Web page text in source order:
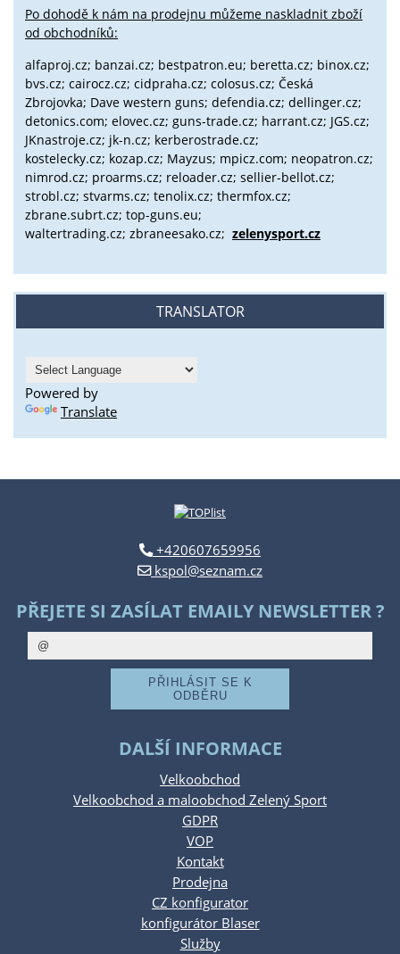
Po dohodě k nám na prodejnu můžeme naskladnit zboží
od obchodníků:
alfaproj.cz; banzai.cz; bestpatron.eu; beretta.cz; binox.cz;
bvs.cz; cairocz.cz; cidpraha.cz; colosus.cz; Česká
Zbrojovka; Dave western guns; defendia.cz; dellinger.cz;
detonics.com; elovec.cz; guns-trade.cz; harrant.cz; JGS.cz;
JKnastroje.cz; jk-n.cz; kerberostrade.cz;
kostelecky.cz; kozap.cz; Mayzus; mpicz.com; neopatron.cz;
nimrod.cz; proarms.cz; reloader.cz; sellier-bellot.cz;
strobl.cz; stvarms.cz; tenolix.cz; thermfox.cz;
zbrane.subrt.cz; top-guns.eu;
waltertrading.cz; zbraneesako.cz; zelenysport.cz
TRANSLATOR
Powered by
Translate
+420607659956
kspol@seznam.cz
PŘEJETE SI ZASÍLAT EMAILY NEWSLETTER ?
DALŠÍ INFORMACE
Velkoobchod
Velkoobchod a maloobchod Zelený Sport
GDPR
VOP
Kontakt
Prodejna
CZ konfigurator
konfigurátor Blaser
Služby